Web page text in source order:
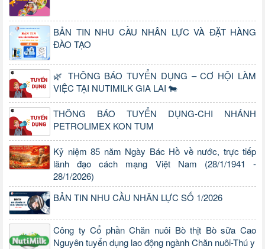
BẢN TIN NHU CẦU NHÂN LỰC VÀ ĐẶT HÀNG
ĐÀO TẠO
🌿 THÔNG BÁO TUYỂN DỤNG – CƠ HỘI LÀM
VIỆC TẠI NUTIMILK GIA LAI 🐄
THÔNG BÁO TUYỂN DỤNG-CHI NHÁNH
PETROLIMEX KON TUM
Kỷ niệm 85 năm Ngày Bác Hồ về nước, trực tiếp
lãnh đạo cách mạng Việt Nam (28/1/1941 -
28/1/2026)
BẢN TIN NHU CẦU NHÂN LỰC SỐ 1/2026
Công ty Cổ phần Chăn nuôi Bò thịt Bò sữa Cao
Nguyên tuyển dụng lao động ngành Chăn nuôi-Thú y